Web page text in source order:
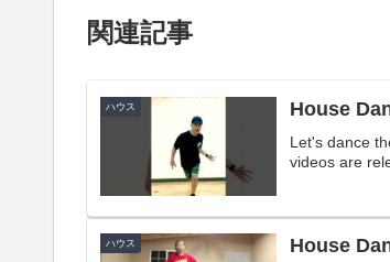
関連記事
ハウス House
Let's dance
videos are
ハウス House